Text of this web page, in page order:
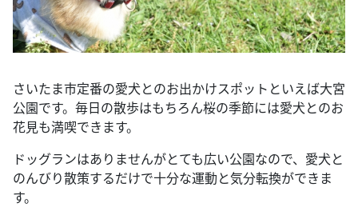
さいたま市定番の愛犬とのお出かけスポットといえば大宮
公園です。毎日の散歩はもちろん桜の季節には愛犬とのお
花見も満喫できます。
ドッグランはありませんがとても広い公園なので、愛犬と
のんびり散策するだけで十分な運動と気分転換ができま
す。